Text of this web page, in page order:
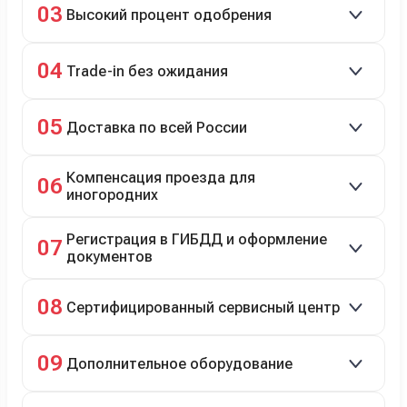
рассрочка 0% на 2 года при первом взносе 35–50%.
03 Высокий процент одобрения
04 Trade-in без ожидания
05 Доставка по всей России
06 Компенсация проезда для
иногородних
07 Регистрация в ГИБДД и оформление
документов
08 Сертифицированный сервисный центр
технический ремонт.
09 Дополнительное оборудование